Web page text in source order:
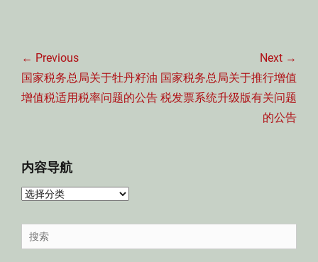
章
导
航
← Previous
Previous
post:
国家税务总局关于牡丹籽油
增值税适用税率问题的公告
Next →
Next
post:
国家税务总局关于推行增值
税发票系统升级版有关问题
的公告
内容导航
内
导
航
Search
for: